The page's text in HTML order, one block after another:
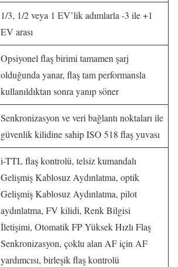
1/3, 1/2 veya 1 EV’lik adımlarla -3 ile +1
EV arası
Opsiyonel flaş birimi tamamen şarj
olduğunda yanar, flaş tam performansla
kullanıldıktan sonra yanıp söner
Senkronizasyon ve veri bağlantı noktaları ile
güvenlik kilidine sahip ISO 518 flaş yuvası
i-TTL flaş kontrolü, telsiz kumandalı
Gelişmiş Kablosuz Aydınlatma, optik
Gelişmiş Kablosuz Aydınlatma, pilot
aydınlatma, FV kilidi, Renk Bilgisi
İletişimi, Otomatik FP Yüksek Hızlı Flaş
Senkronizasyon, çoklu alan AF için AF
yardımcısı, birleşik flaş kontrolü